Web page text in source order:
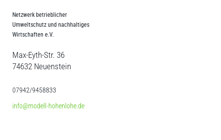
Netzwerk betrieblicher
Umweltschutz und nachhaltiges
Wirtschaften e.V.
Max-Eyth-Str. 36
74632 Neuenstein
07942/9458833
info@modell-hohenlohe.de